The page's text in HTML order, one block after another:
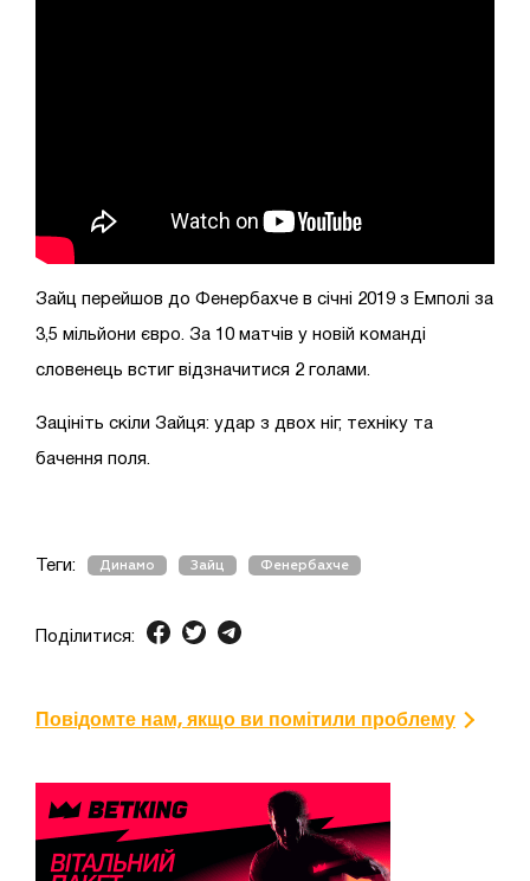
Зайц перейшов до Фенербахче в січні 2019 з Емполі за
3,5 мільйони євро. За 10 матчів у новій команді
словенець встиг відзначитися 2 голами.
Зацініть скіли Зайця: удар з двох ніг, техніку та
бачення поля.
Теги: Динамо Зайц Фенербахче
Поділитися:
Повідомте нам, якщо ви помітили проблему